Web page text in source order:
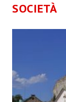
SOCIETÀ